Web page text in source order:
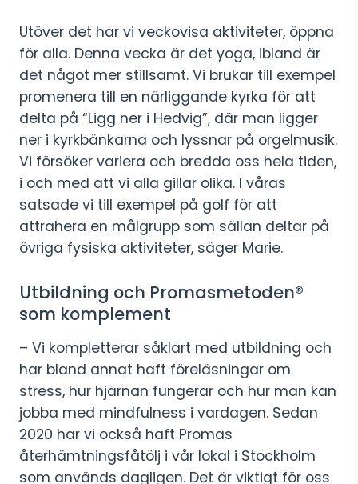
Utöver det har vi veckovisa aktiviteter, öppna
för alla. Denna vecka är det yoga, ibland är
det något mer stillsamt. Vi brukar till exempel
promenera till en närliggande kyrka för att
delta på “Ligg ner i Hedvig”, där man ligger
ner i kyrkbänkarna och lyssnar på orgelmusik.
Vi försöker variera och bredda oss hela tiden,
i och med att vi alla gillar olika. I våras
satsade vi till exempel på golf för att
attrahera en målgrupp som sällan deltar på
övriga fysiska aktiviteter, säger Marie.
Utbildning och Promasmetoden®
som komplement
– Vi kompletterar såklart med utbildning och
har bland annat haft föreläsningar om
stress, hur hjärnan fungerar och hur man kan
jobba med mindfulness i vardagen. Sedan
2020 har vi också haft Promas
återhämtningsfåtölj i vår lokal i Stockholm
som används dagligen. Det är viktigt för oss